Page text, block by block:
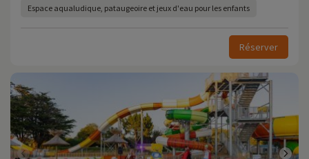
Espace aqualudique, pataugeoire et jeux d'eau pour les enfants
Réserver